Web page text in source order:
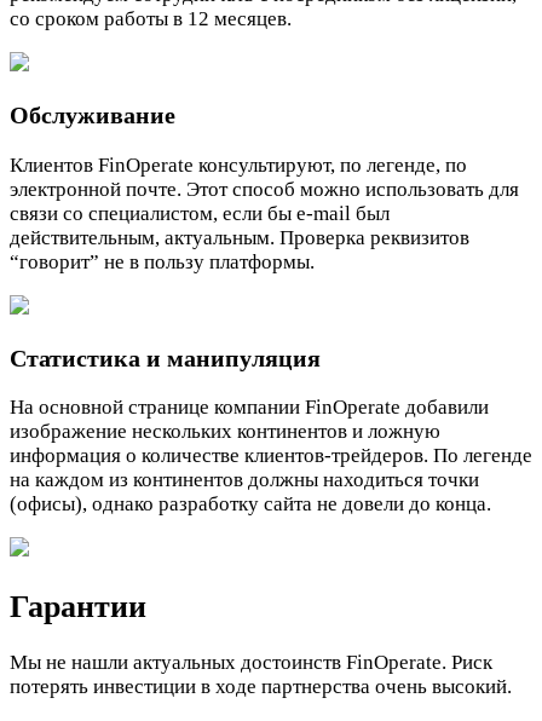
со сроком работы в 12 месяцев.
Обслуживание
Клиентов FinOperate консультируют, по легенде, по
электронной почте. Этот способ можно использовать для
связи со специалистом, если бы e-mail был
действительным, актуальным. Проверка реквизитов
“говорит” не в пользу платформы.
Статистика и манипуляция
На основной странице компании FinOperate добавили
изображение нескольких континентов и ложную
информация о количестве клиентов-трейдеров. По легенде
на каждом из континентов должны находиться точки
(офисы), однако разработку сайта не довели до конца.
Гарантии
Мы не нашли актуальных достоинств FinOperate. Риск
потерять инвестиции в ходе партнерства очень высокий.